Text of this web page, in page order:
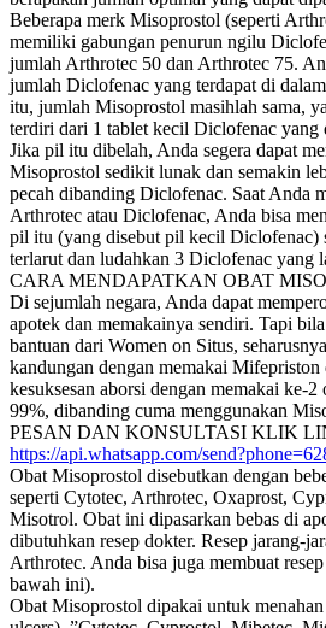
Beberapa merk Misoprostol (seperti
memiliki gabungan penurun ngilu
jumlah Arthrotec 50 dan Arthrotec 75.
jumlah Diclofenac yang terdapat di
itu, jumlah Misoprostol masihlah sama,
terdiri dari 1 tablet kecil Diclofenac
Jika pil itu dibelah, Anda segera dapat
Misoprostol sedikit lunak dan semakin
pecah dibanding Diclofenac. Saat Anda
Arthrotec atau Diclofenac, Anda bisa
pil itu (yang disebut pil kecil Diclofenac)
terlarut dan ludahkan 3 Diclofenac yang
CARA MENDAPATKAN OBAT
Di sejumlah negara, Anda dapat
apotek dan memakainya sendiri. Tapi
bantuan dari Women on Situs,
kandungan dengan memakai
kesuksesan aborsi dengan memakai ke-
99%, dibanding cuma menggunakan
PESAN DAN KONSULTASI KLIK
https://api.whatsapp.com/
Obat Misoprostol disebutkan dengan
seperti Cytotec, Arthrotec, Oxaprost,
Misotrol. Obat ini dipasarkan bebas di
dibutuhkan resep dokter. Resep jarang-
Arthrotec. Anda bisa juga membuat
bawah ini).
Obat Misoprostol dipakai untuk